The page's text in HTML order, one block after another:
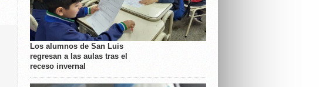
Los alumnos de San Luis
regresan a las aulas tras el
receso invernal